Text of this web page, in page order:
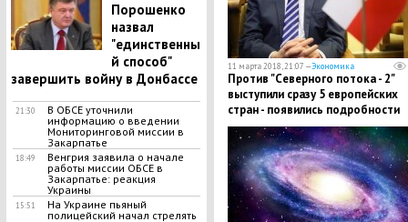
Порошенко
назвал
"единственны
й способ"
завершить войну в Донбассе
21:30
В ОБСЕ уточнили
информацию о введении
Мониторинговой миссии в
Закарпатье
18:49
Венгрия заявила о начале
работы миссии ОБСЕ в
Закарпатье: реакция
Украины
15:51
На Украине пьяный
полицейский начал стрелять
11 марта 2018, 21:07 —Экономика
Против "Северного потока - 2"
выступили сразу 5 европейских
стран - появились подробности